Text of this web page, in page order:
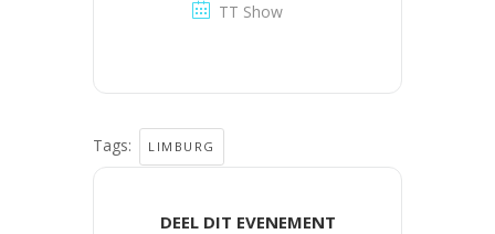
TT Show
Tags: LIMBURG
DEEL DIT EVENEMENT